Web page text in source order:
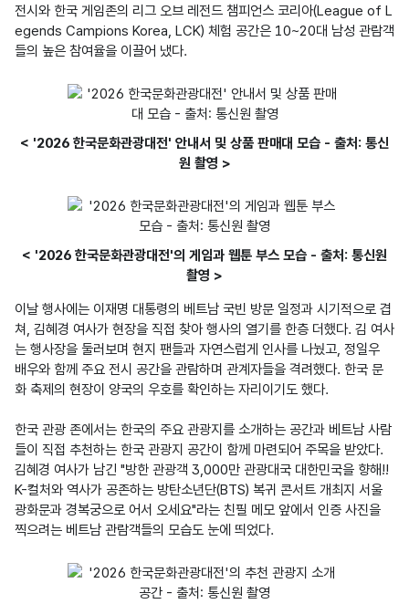
전시와 한국 게임존의 리그 오브 레전드 챔피언스 코리아(League of L
egends Campions Korea, LCK) 체험 공간은 10~20대 남성 관람객
들의 높은 참여율을 이끌어 냈다.
< '2026 한국문화관광대전' 안내서 및 상품 판매대 모습 - 출처: 통신
원 촬영 >
< '2026 한국문화관광대전'의 게임과 웹툰 부스 모습 - 출처: 통신원
촬영 >
이날 행사에는 이재명 대통령의 베트남 국빈 방문 일정과 시기적으로 겹
쳐, 김혜경 여사가 현장을 직접 찾아 행사의 열기를 한층 더했다. 김 여사
는 행사장을 둘러보며 현지 팬들과 자연스럽게 인사를 나눴고, 정일우
배우와 함께 주요 전시 공간을 관람하며 관계자들을 격려했다. 한국 문
화 축제의 현장이 양국의 우호를 확인하는 자리이기도 했다.
한국 관광 존에서는 한국의 주요 관광지를 소개하는 공간과 베트남 사람
들이 직접 추천하는 한국 관광지 공간이 함께 마련되어 주목을 받았다.
김혜경 여사가 남긴 "방한 관광객 3,000만 관광대국 대한민국을 향해!!
K-컬처와 역사가 공존하는 방탄소년단(BTS) 복귀 콘서트 개최지 서울
광화문과 경복궁으로 어서 오세요"라는 친필 메모 앞에서 인증 사진을
찍으려는 베트남 관람객들의 모습도 눈에 띄었다.